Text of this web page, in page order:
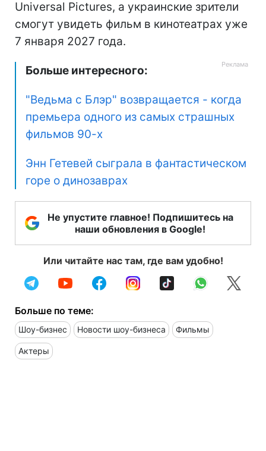
Universal Pictures, а украинские зрители
смогут увидеть фильм в кинотеатрах уже
7 января 2027 года.
Больше интересного:
"Ведьма с Блэр" возвращается - когда
премьера одного из самых страшных
фильмов 90-х
Энн Гетевей сыграла в фантастическом
горе о динозаврах
Не упустите главное! Подпишитесь на
наши обновления в Google!
Или читайте нас там, где вам удобно!
Больше по теме:
Шоу-бизнес Новости шоу-бизнеса Фильмы
Актеры